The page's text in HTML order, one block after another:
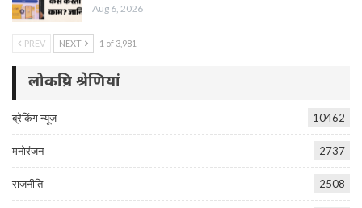
Aug 6, 2026
PREV NEXT 1 of 3,981
लोकप्रिय श्रेणियां
ब्रेकिंग न्यूज 10462
मनोरंजन 2737
राजनीति 2508